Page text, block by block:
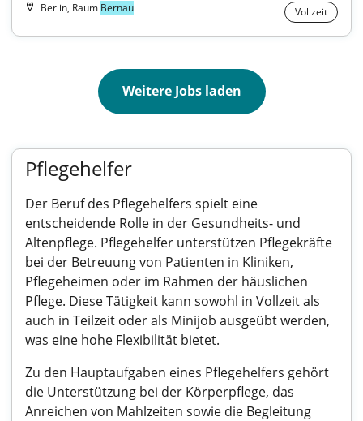
Berlin, Raum Bernau Vollzeit
Weitere Jobs laden
Pflegehelfer
Der Beruf des Pflegehelfers spielt eine
entscheidende Rolle in der Gesundheits- und
Altenpflege. Pflegehelfer unterstützen Pflegekräfte
bei der Betreuung von Patienten in Kliniken,
Pflegeheimen oder im Rahmen der häuslichen
Pflege. Diese Tätigkeit kann sowohl in Vollzeit als
auch in Teilzeit oder als Minijob ausgeübt werden,
was eine hohe Flexibilität bietet.
Zu den Hauptaufgaben eines Pflegehelfers gehört
die Unterstützung bei der Körperpflege, das
Anreichen von Mahlzeiten sowie die Begleitung